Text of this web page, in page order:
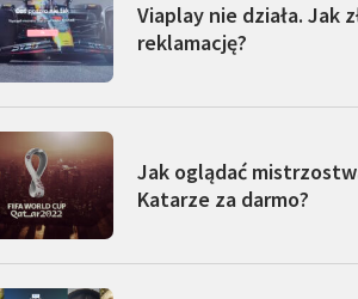
Viaplay nie działa. Jak
reklamację?
Jak oglądać
Katarze za darmo?